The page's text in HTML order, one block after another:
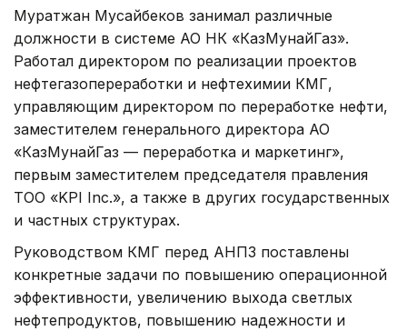
Муратжан Мусайбеков занимал различные
должности в системе АО НК «КазМунайГаз».
Работал директором по реализации проектов
нефтегазопереработки и нефтехимии КМГ,
управляющим директором по переработке нефти,
заместителем генерального директора АО
«КазМунайГаз — переработка и маркетинг»,
первым заместителем председателя правления
ТОО «KPI Inc.», а также в других государственных
и частных структурах.
Руководством КМГ перед АНПЗ поставлены
конкретные задачи по повышению операционной
эффективности, увеличению выхода светлых
нефтепродуктов, повышению надежности и